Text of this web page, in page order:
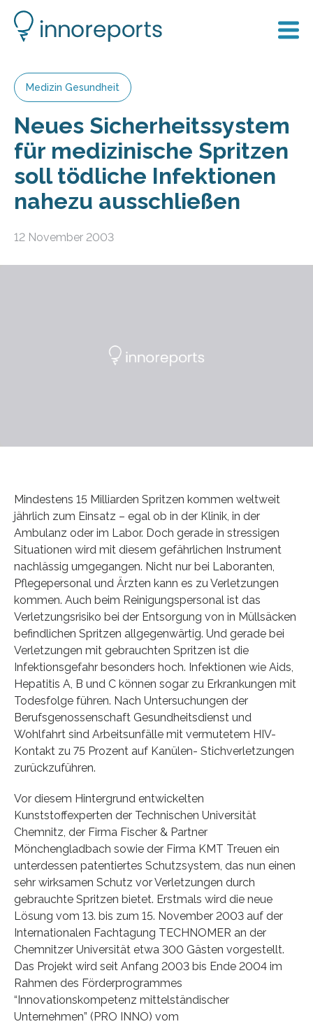
Medizin Gesundheit
Neues Sicherheitssystem
für medizinische Spritzen
soll tödliche Infektionen
nahezu ausschließen
12 November 2003
Mindestens 15 Milliarden Spritzen kommen weltweit
jährlich zum Einsatz – egal ob in der Klinik, in der
Ambulanz oder im Labor. Doch gerade in stressigen
Situationen wird mit diesem gefährlichen Instrument
nachlässig umgegangen. Nicht nur bei Laboranten,
Pflegepersonal und Ärzten kann es zu Verletzungen
kommen. Auch beim Reinigungspersonal ist das
Verletzungsrisiko bei der Entsorgung von in Müllsäcken
befindlichen Spritzen allgegenwärtig. Und gerade bei
Verletzungen mit gebrauchten Spritzen ist die
Infektionsgefahr besonders hoch. Infektionen wie Aids,
Hepatitis A, B und C können sogar zu Erkrankungen mit
Todesfolge führen. Nach Untersuchungen der
Berufsgenossenschaft Gesundheitsdienst und
Wohlfahrt sind Arbeitsunfälle mit vermutetem HIV-
Kontakt zu 75 Prozent auf Kanülen- Stichverletzungen
zurückzuführen.
Vor diesem Hintergrund entwickelten
Kunststoffexperten der Technischen Universität
Chemnitz, der Firma Fischer & Partner
Mönchengladbach sowie der Firma KMT Treuen ein
unterdessen patentiertes Schutzsystem, das nun einen
sehr wirksamen Schutz vor Verletzungen durch
gebrauchte Spritzen bietet. Erstmals wird die neue
Lösung vom 13. bis zum 15. November 2003 auf der
Internationalen Fachtagung TECHNOMER an der
Chemnitzer Universität etwa 300 Gästen vorgestellt.
Das Projekt wird seit Anfang 2003 bis Ende 2004 im
Rahmen des Förderprogrammes
“Innovationskompetenz mittelständischer
Unternehmen” (PRO INNO) vom